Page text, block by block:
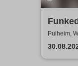
Pulheim,